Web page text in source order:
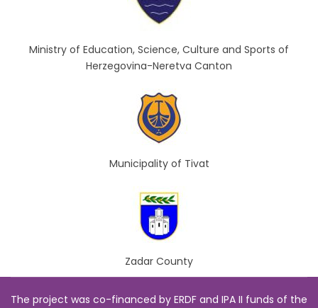
Ministry of Education, Science, Culture and Sports of
Herzegovina-Neretva Canton
Municipality of Tivat
Zadar County
The project was co-financed by ERDF and IPA II funds of the